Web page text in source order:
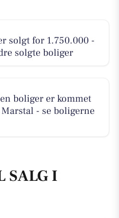
solgt for 1.750.000 -
solgte boliger
boliger er kommet
- se boligerne
SALG I